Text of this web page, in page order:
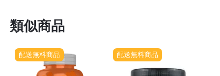
類似商品
配送無料商品 配送無料商品